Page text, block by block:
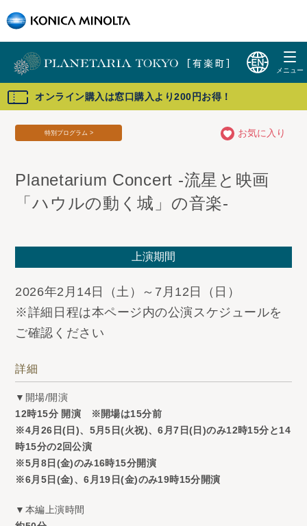
オンライン購入は窓口購入より200円お得！
特別プログラム > お気に入り
Planetarium Concert -流星と映画
「ハウルの動く城」の音楽-
上演期間
2026年2月14日（土）～7月12日（日）
※詳細日程は本ページ内の公演スケジュールを
ご確認ください
詳細
▼開場/開演
12時15分 開演 ※開場は15分前
※4月26日(日)、5月5日(火祝)、6月7日(日)のみ12時15分と14
時15分の2回公演
※5月8日(金)のみ16時15分開演
※6月5日(金)、6月19日(金)のみ19時15分開演
▼本編上演時間